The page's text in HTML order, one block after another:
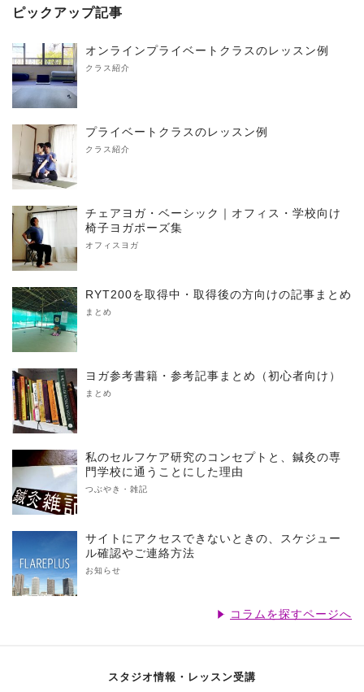
ピックアップ記事
オンラインプライベートクラスのレッスン例
クラス紹介
プライベートクラスのレッスン例
クラス紹介
チェアヨガ・ベーシック｜オフィス・学校向け
椅子ヨガポーズ集
オフィスヨガ
RYT200を取得中・取得後の方向けの記事まとめ
まとめ
ヨガ参考書籍・参考記事まとめ（初心者向け）
まとめ
私のセルフケア研究のコンセプトと、鍼灸の専
門学校に通うことにした理由
つぶやき・雑記
サイトにアクセスできないときの、スケジュー
ル確認やご連絡方法
お知らせ
コラムを探すページへ
スタジオ情報・レッスン受講